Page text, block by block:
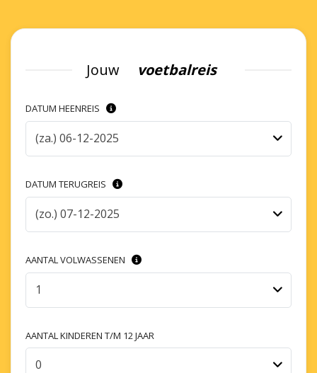
Jouw voetbalreis
DATUM HEENREIS
(za.) 06-12-2025
DATUM TERUGREIS
(zo.) 07-12-2025
AANTAL VOLWASSENEN
1
AANTAL KINDEREN T/M 12 JAAR
0